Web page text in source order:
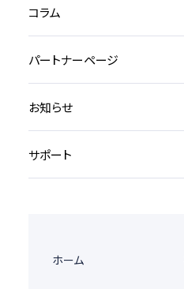
コラム
パートナーページ
お知らせ
サポート
ホーム